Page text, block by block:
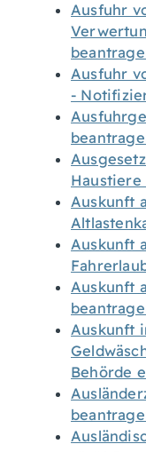
Ausfuhr
Ausfuhr
-
Auskunft
Auskunft
Auskunft
Auskunft
Behörde